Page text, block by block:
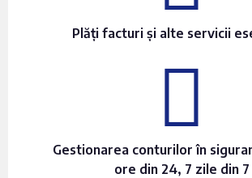
Plăți facturi și alte servicii
Gestionarea conturilor în
ore din 24, 7 zile din 7